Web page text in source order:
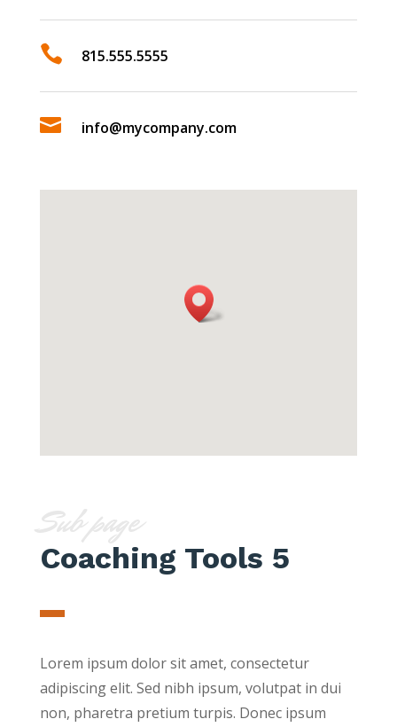
 815.555.5555
 info@mycompany.com
Sub page
Coaching Tools 5
Lorem ipsum dolor sit amet, consectetur
adipiscing elit. Sed nibh ipsum, volutpat in dui
non, pharetra pretium turpis. Donec ipsum